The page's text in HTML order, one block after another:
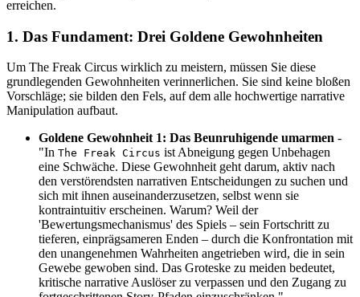
erreichen.
1. Das Fundament: Drei Goldene Gewohnheiten
Um The Freak Circus wirklich zu meistern, müssen Sie diese
grundlegenden Gewohnheiten verinnerlichen. Sie sind keine bloßen
Vorschläge; sie bilden den Fels, auf dem alle hochwertige narrative
Manipulation aufbaut.
Goldene Gewohnheit 1: Das Beunruhigende umarmen -
"In The Freak Circus ist Abneigung gegen Unbehagen
eine Schwäche. Diese Gewohnheit geht darum, aktiv nach
den verstörendsten narrativen Entscheidungen zu suchen und
sich mit ihnen auseinanderzusetzen, selbst wenn sie
kontraintuitiv erscheinen. Warum? Weil der
'Bewertungsmechanismus' des Spiels – sein Fortschritt zu
tieferen, einprägsameren Enden – durch die Konfrontation mit
den unangenehmen Wahrheiten angetrieben wird, die in sein
Gewebe gewoben sind. Das Groteske zu meiden bedeutet,
kritische narrative Auslöser zu verpassen und den Zugang zu